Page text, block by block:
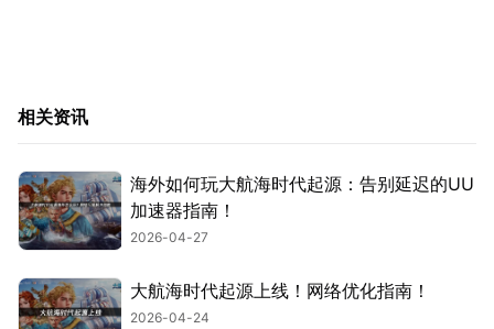
相关资讯
海外如何玩大航海时代起源：告别延迟的UU
加速器指南！
2026-04-27
大航海时代起源上线！网络优化指南！
2026-04-24